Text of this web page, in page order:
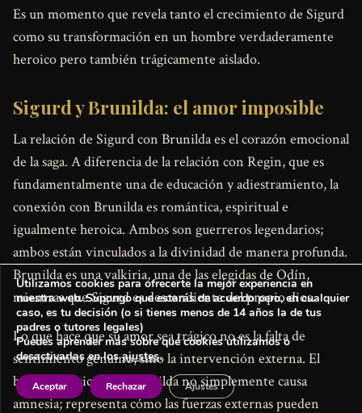
Es un momento que revela tanto el crecimiento de Sigurd
como su transformación en un hombre verdaderamente
heroico pero también trágicamente aislado.
Sigurd y Brunilda: el amor imposible
La relación de Sigurd con Brunilda es el corazón emocional
de la saga. A diferencia de la relación con Regin, que es
fundamentalmente una de educación y adiestramiento, la
conexión con Brunilda es romántica, espiritual e
igualmente heroica. Ambos son guerreros legendarios;
ambos están vinculados a la divinidad de manera profunda.
Brunilda es una valkiria, una de las elegidas de Odín,
mientras que Sigurd es descendiente del propio dios.
Lo que hace que su amor sea trágico no es la falta de
sentimiento genuino, sino la intervención externa. El
brebaje mágico de Grimhilda no simplemente causa
amnesia; representa cómo las fuerzas externas pueden
Utilizamos cookies para ofrecerte la mejor experiencia en
nuestra web. Supongo que estarás de acuerdo pero, en cualquier
caso, es tu decisión (o si tienes menos de 14 años la de tus
padres o tutores legales)
Puedes aprender más sobre qué cookies utilizamos o
desactivarlas en losajustes.
Aceptar Rechazar Ajustes